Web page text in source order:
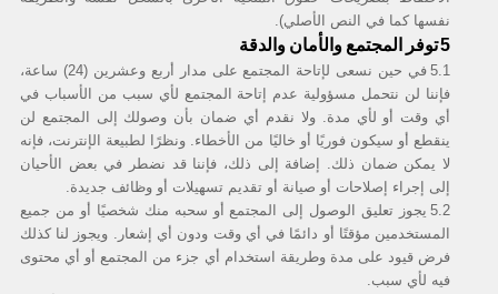
نفسها كما في النص الأصلي).
5توفر المجتمع والأمان والدقة
5.1
في حين نسعى لإتاحة المجتمع على مدار أربع وعشرين (24) ساعة،
فإننا لن نتحمل مسؤولية عدم إتاحة المجتمع لأي سبب من الأسباب في
أي وقت أو لأي مدة. ولا نقدم أي ضمان بأن وصولك إلى المجتمع لن
ينقطع أو سيكون فوريًا أو خاليًا من الأخطاء. ونظرًا لطبيعة الإنترنت، فإنه
لا يمكن ضمان ذلك. إضافة إلى ذلك، فإننا قد نضطر في بعض الأحيان
إلى إجراء إصلاحات أو صيانة أو تقديم تسهيلات أو وظائف جديدة.
5.2 يجوز تعليق الوصول إلى المجتمع أو سحبه منك شخصيًا أو من جميع
المستخدمين مؤقتًا أو دائمًا في أي وقت ودون أي إشعار. ويجوز لنا كذلك
فرض قيود على مدة وطريقة استخدام أي جزء من المجتمع أو أي محتوى
فيه لأي سبب.